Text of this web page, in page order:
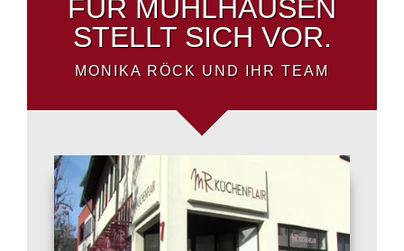
FÜR MÜHLHAUSEN
STELLT SICH VOR.
MONIKA RÖCK UND IHR TEAM